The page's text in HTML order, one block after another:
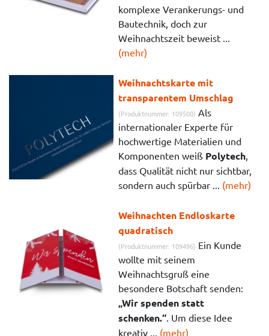
komplexe Verankerungs- und
Bautechnik, doch zur
Weihnachtszeit beweist ...
(mehr)
Weihnachtskarte mit
transparentem Umschlag
(Produktnummer: 109500) Als
internationaler Experte für
hochwertige Materialien und
Komponenten weiß Polytech
dass Qualität nicht nur sichtbar,
sondern auch spürbar ... (mehr)
Weihnachten Endloskarte
quadratisch
(Produktnummer: 109496) Ein Kunde
wollte mit seinem
Weihnachtsgruß eine
besondere Botschaft senden:
„Wir spenden statt
schenken.“ . Um diese Idee
kreativ ... (mehr)